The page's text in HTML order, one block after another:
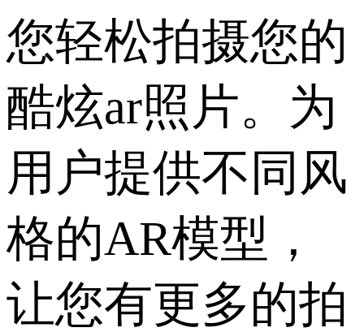
您轻松拍摄您的
酷炫ar照片。为
用户提供不同风
格的AR模型，
让您有更多的拍